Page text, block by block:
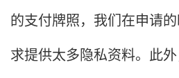
的支付牌照，我们在申请
求提供太多隐私资料。此